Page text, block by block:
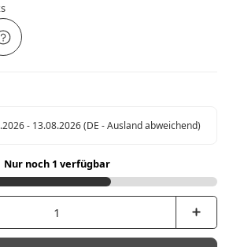
- 13.08.2026(DE - Ausland abweichend)
Nur noch 1 verfügbar